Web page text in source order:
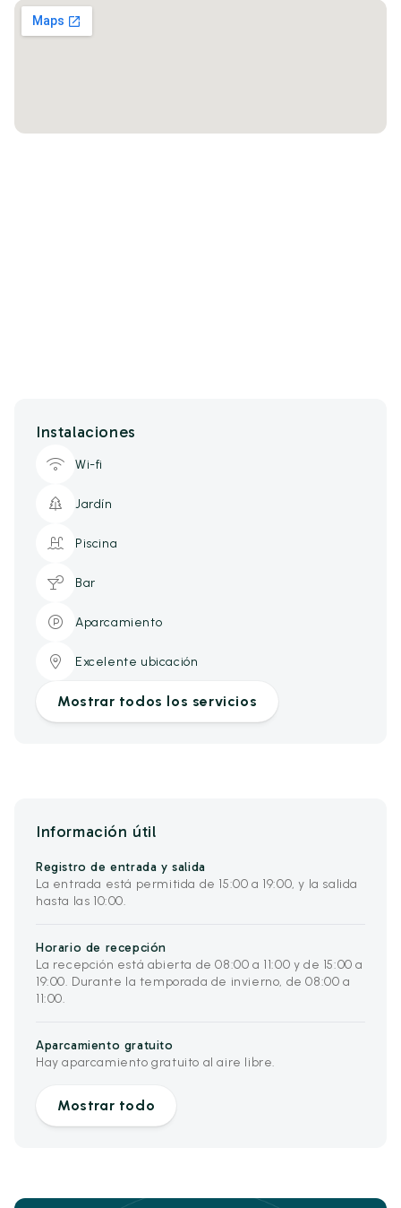
Instalaciones
Wi-fi
Jardín
Piscina
Bar
Aparcamiento
Excelente ubicación
Mostrar todos los servicios
Información útil
Registro de entrada y salida
La entrada está permitida de 15:00 a 19:00, y la salida
hasta las 10:00.
Horario de recepción
La recepción está abierta de 08:00 a 11:00 y de 15:00 a
19:00. Durante la temporada de invierno, de 08:00 a
11:00.
Aparcamiento gratuito
Hay aparcamiento gratuito al aire libre.
Mostrar todo